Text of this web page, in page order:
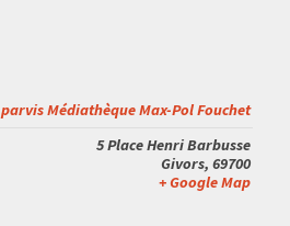
parvis Médiathèque Max-Pol Fouchet
5 Place Henri Barbusse
Givors, 69700
+ Google Map